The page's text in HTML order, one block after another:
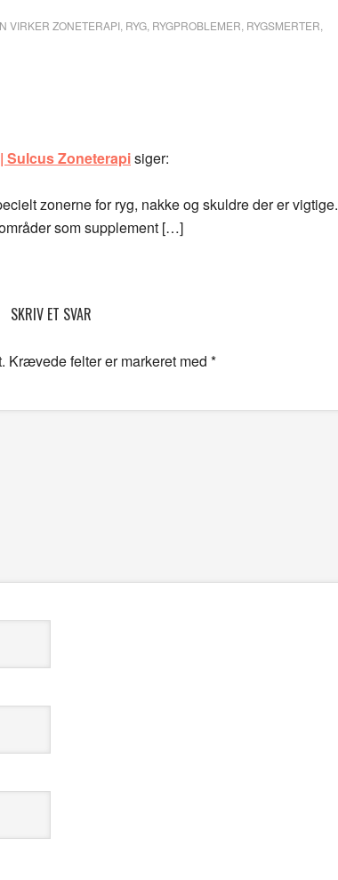
VIRKER ZONETERAPI RYG RYGPROBLEMER RYGSMERTER
Sulcus Zoneterapisiger:
zonerne for ryg, nakke og skuldre der er vigtige.
som supplement […]
SKRIV ET SVAR
Krævede felter er markeret med *